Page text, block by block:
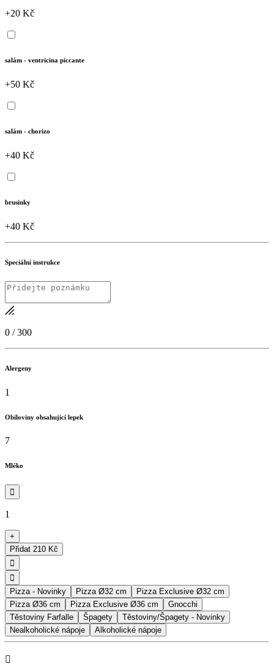
+20 Kč
salám - ventricina piccante
+50 Kč
salám - chorizo
+40 Kč
brusinky
+40 Kč
Speciální instrukce
0 /300
Alergeny
1
Obiloviny obsahující lepek
7
Mléko

1
+
Přidat 210 Kč


Pizza - Novinky
Pizza Ø32 cm
Pizza Exclusive Ø32 cm
Pizza Ø36 cm
Pizza Exclusive Ø36 cm
Gnocchi
Těstoviny Farfalle
Špagety
Těstoviny/Špagety - Novinky
Nealkoholické nápoje
Alkoholické nápoje
